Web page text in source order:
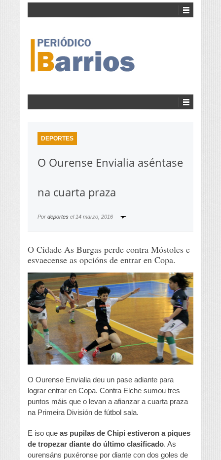
DEPORTES
O Ourense Envialia aséntase
na cuarta praza
Por deportes el 14 marzo, 2016
O Cidade As Burgas perde contra Móstoles e
esvaecense as opcións de entrar en Copa.
O Ourense Envialia deu un pase adiante para
lograr entrar en Copa. Contra Elche sumou tres
puntos máis que o levan a afianzar a cuarta praza
na Primeira División de fútbol sala.
E iso que as pupilas de Chipi estiveron a piques
de tropezar diante do último clasificado. As
ourensáns puxéronse por diante con dos goles de